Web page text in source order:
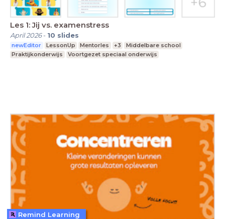
Les 1: Jij vs. examenstress
April 2026- 10 slides
newEditor LessonUp Mentorles +3
Middelbare school
Praktijkonderwijs
Voortgezet speciaal onderwijs
Remind Learning